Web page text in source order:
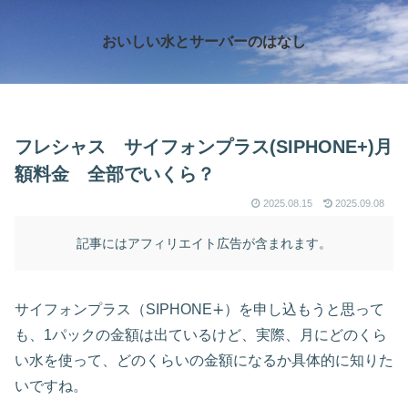
おいしい水とサーバーのはなし
フレシャス サイフォンプラス(SIPHONE+)月
額料金 全部でいくら？
2025.08.15 2025.09.08
記事にはアフィリエイト広告が含まれます。
サイフォンプラス（SIPHONE∔）を申し込もうと思って
も、1パックの金額は出ているけど、実際、月にどのくら
い水を使って、どのくらいの金額になるか具体的に知りた
いですね。